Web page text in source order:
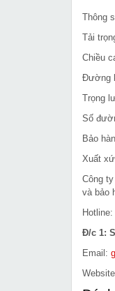
Thông
Tải
Chiều
Đường
Trọng
Số
Bảo
Xuất
Công
và bảo
Đ/c 1:
Email: